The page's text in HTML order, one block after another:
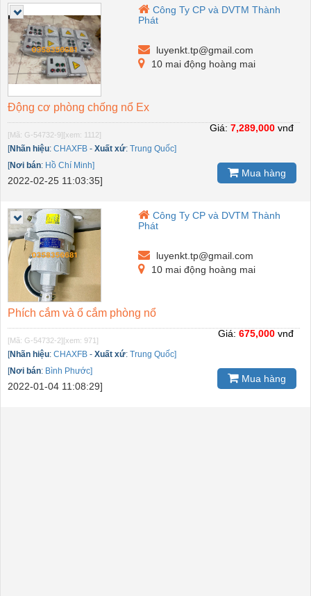
Công Ty CP và DVTM Thành
Phát
luyenkt.tp@gmail.com
10 mai động hoàng mai
Động cơ phòng chống nổ Ex
[Mã: G-54732-9][xem: 1112]
[Nhãn hiệu: CHAXFB - Xuất xứ: Trung Quốc]
[Nơi bán: Hồ Chí Minh]
2022-02-25 11:03:35]
Giá: 7,289,000 vnđ
Mua hàng
Công Ty CP và DVTM Thành
Phát
luyenkt.tp@gmail.com
10 mai động hoàng mai
Phích cắm và ổ cắm phòng nổ
[Mã: G-54732-2][xem: 971]
[Nhãn hiệu: CHAXFB - Xuất xứ: Trung Quốc]
[Nơi bán: Bình Phước]
2022-01-04 11:08:29]
Giá: 675,000 vnđ
Mua hàng